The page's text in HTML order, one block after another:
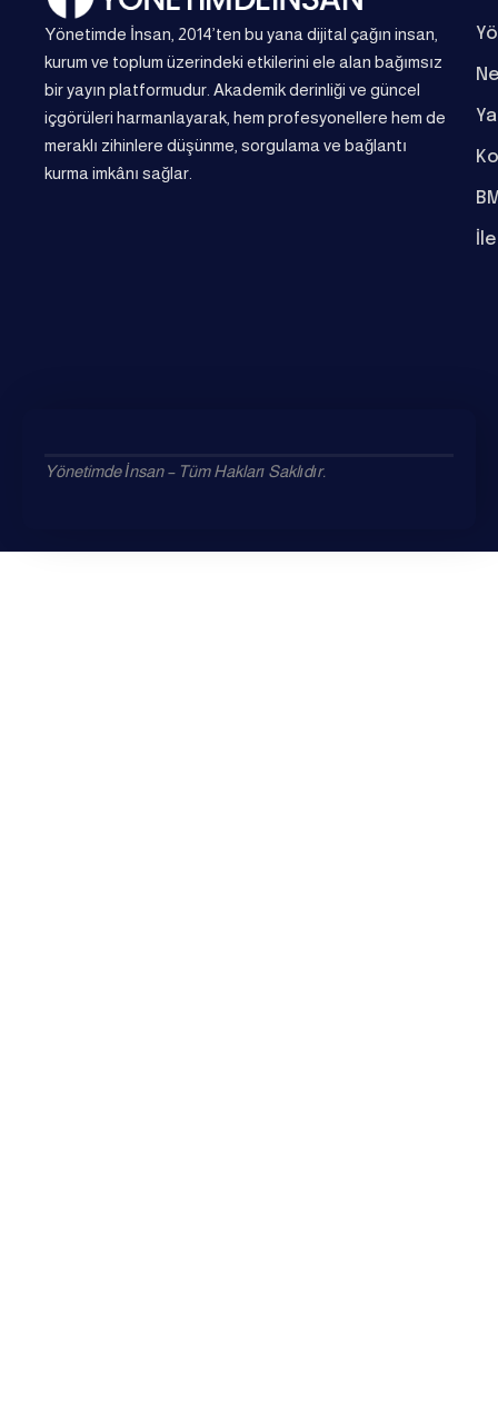
Yönetimde İnsan, 2014’ten bu yana dijital çağın insan,
kurum ve toplum üzerindeki etkilerini ele alan bağımsız
bir yayın platformudur. Akademik derinliği ve güncel
içgörüleri harmanlayarak, hem profesyonellere hem de
meraklı zihinlere düşünme, sorgulama ve bağlantı
kurma imkânı sağlar.
Yönetimde İnsan – Tüm Hakları Saklıdır.